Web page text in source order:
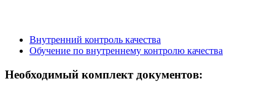
Внутренний контроль качества
Обучение по внутреннему контролю качества
Необходимый комплект документов: